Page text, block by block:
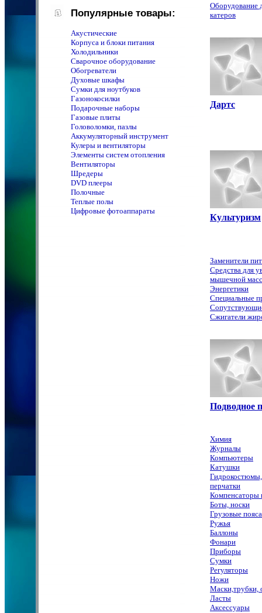
Популярные товары:
Акустические
Корпуса и блоки питания
Холодильники
Сварочное оборудование
Обогреватели
Духовые шкафы
Сумки для ноутбуков
Газонокосилки
Подарочные наборы
Газовые плиты
Головоломки, пазлы
Аккумуляторный инструмент
Кулеры и вентиляторы
Элементы систем отопления
Вентиляторы
Шредеры
DVD плееры
Полочные
Теплые полы
Цифровые фотоаппараты
Оборудование
катеров
Дартс
Культуризм
Заменители
Средства для
мышечной
Энергетики
Специальные
Сжигатели
Подводное
Химия
Журналы
Компьютеры
Катушки
перчатки
Компенсаторы
Боты, носки
Грузовые пояса
Ружья
Баллоны
Фонари
Приборы
Сумки
Регуляторы
Ножи
Маски,трубки,
Ласты
Аксессуары